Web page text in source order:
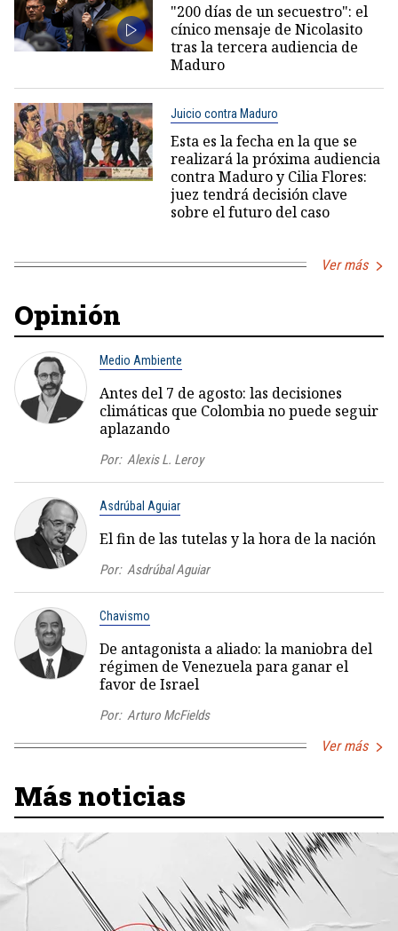
"200 días de un secuestro": el
cínico mensaje de Nicolasito
tras la tercera audiencia de
Maduro
Juicio contra Maduro
Esta es la fecha en la que se
realizará la próxima audiencia
contra Maduro y Cilia Flores:
juez tendrá decisión clave
sobre el futuro del caso
Ver más
Opinión
Medio Ambiente
Antes del 7 de agosto: las decisiones
climáticas que Colombia no puede seguir
aplazando
Por: Alexis L. Leroy
Asdrúbal Aguiar
El fin de las tutelas y la hora de la nación
Por: Asdrúbal Aguiar
Chavismo
De antagonista a aliado: la maniobra del
régimen de Venezuela para ganar el
favor de Israel
Por: Arturo McFields
Ver más
Más noticias